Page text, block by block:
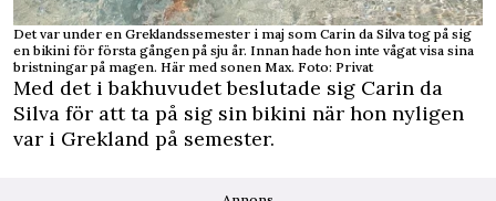
Det var under en Greklandssemester i maj som Carin da Silva tog på sig
en bikini för första gången på sju år. Innan hade hon inte vågat visa sina
bristningar på magen. Här med sonen Max. Foto: Privat
Med det i bakhuvudet beslutade sig Carin da
Silva för att ta på sig sin bikini när hon nyligen
var i Grekland på semester.